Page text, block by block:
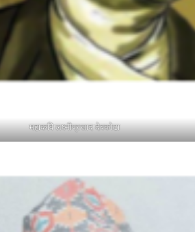
महाकवि लक्ष्मीप्रसाद देवकोटा